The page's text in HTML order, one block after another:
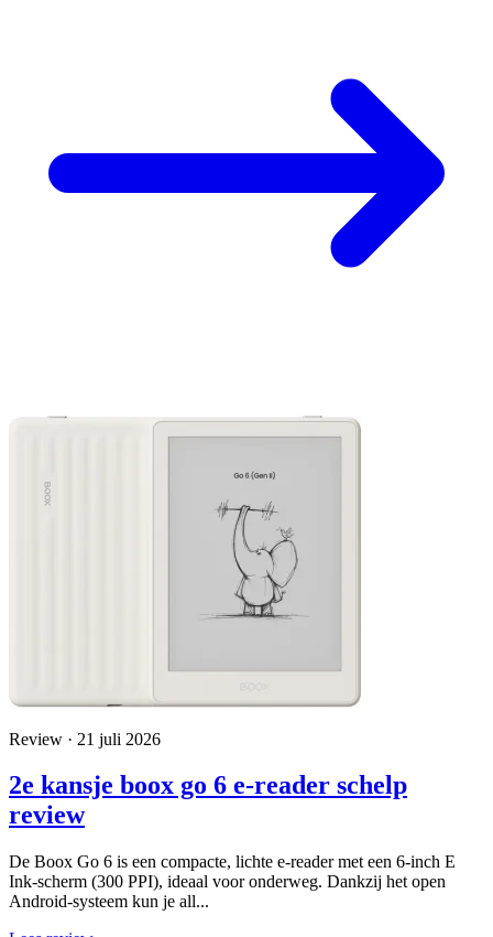
Review · 21 juli 2026
2e kansje boox go 6 e-reader schelp
review
De Boox Go 6 is een compacte, lichte e-reader met een 6-inch E
Ink-scherm (300 PPI), ideaal voor onderweg. Dankzij het open
Android-systeem kun je all...